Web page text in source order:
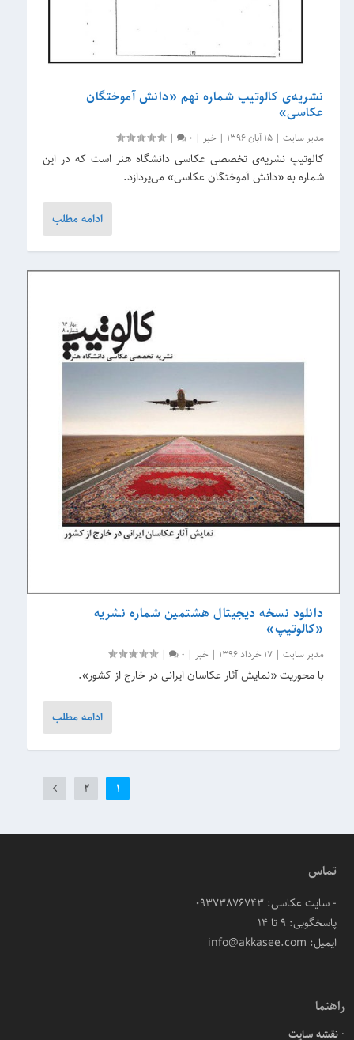
نشریه‌‌ی کالوتیپ شماره نهم «دانش آموختگان
عکاسی»
مدیر سایت |15 آبان 1396 | خبر |
0
|
کالوتیپ نشریه‌ی تخصصی عکاسی دانشگاه هنر است که در این
شماره به «دانش آموختگان عکاسی» می‌پردازد.
ادامه مطلب
دانلود نسخه دیجیتال هشتمین شماره نشریه
«کالوتیپ»
مدیر سایت |17 خرداد 1396 | خبر |
0
|
با محوریت «نمایش آثار عکاسان ایرانی در خارج از کشور».
ادامه مطلب
1
2
تماس
- سایت عکاسی: 09373876743
پاسخگویی: ۹ تا ۱۴
ایمیل: info@akkasee.com
راهنما
نقشه سایت